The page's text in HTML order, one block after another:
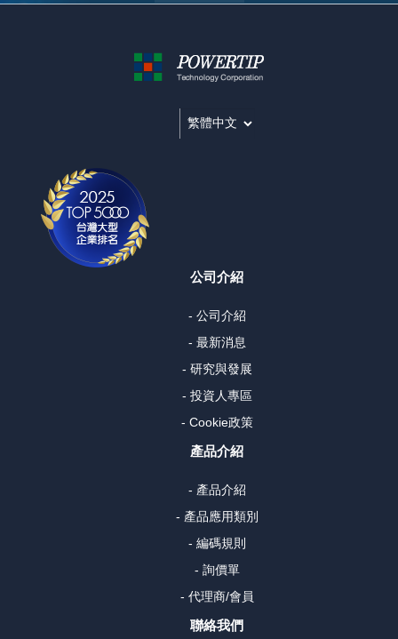
公司介紹
- 公司介紹
- 最新消息
- 研究與發展
- 投資人專區
- Cookie政策
產品介紹
- 產品介紹
- 產品應用類別
- 編碼規則
- 詢價單
- 代理商/會員
聯絡我們